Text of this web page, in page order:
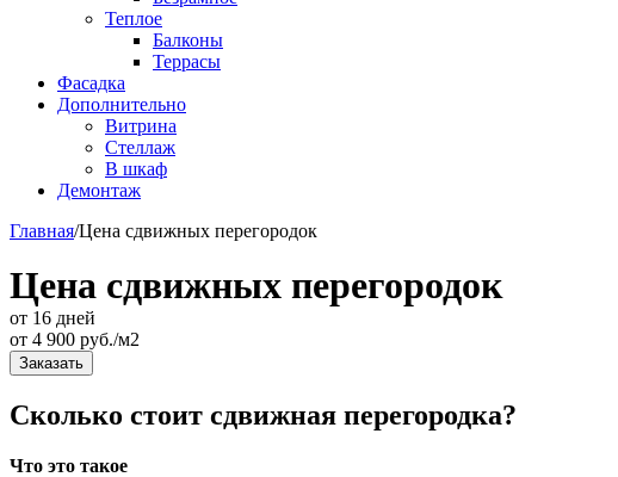
Теплое
Балконы
Террасы
Фасадка
Дополнительно
Витрина
Стеллаж
В шкаф
Демонтаж
Главная/Цена сдвижных перегородок
Цена сдвижных перегородок
от 16 дней
от 4 900 руб./м2
Заказать
Сколько стоит сдвижная перегородка?
Что это такое